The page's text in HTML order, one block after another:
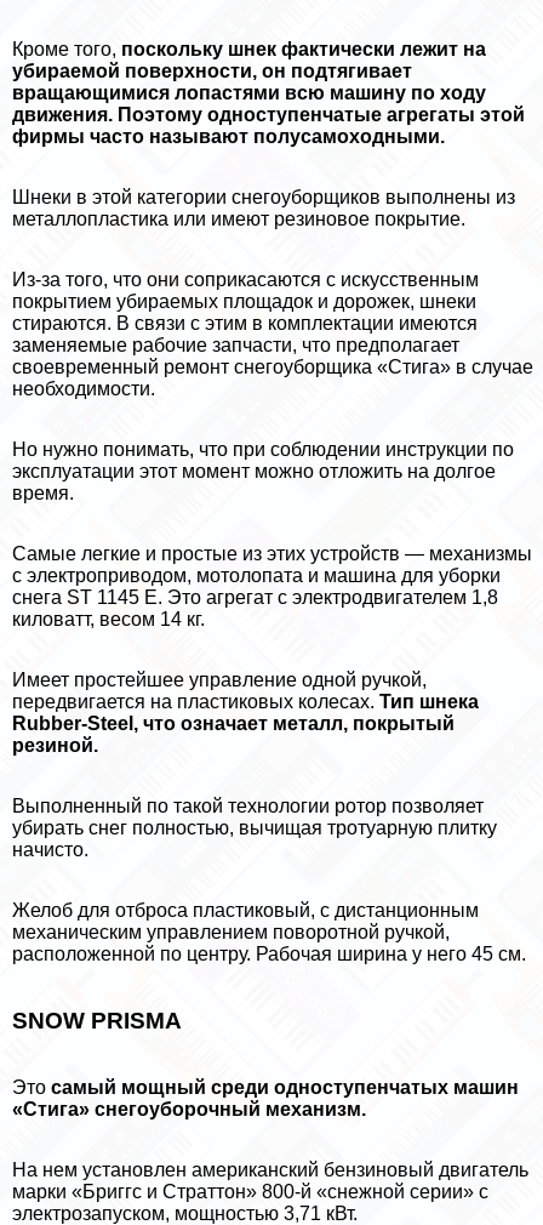
Кроме того, поскольку шнек фактически лежит на
убираемой поверхности, он подтягивает
вращающимися лопастями всю машину по ходу
движения. Поэтому одноступенчатые агрегаты этой
фирмы часто называют полусамоходными.
Шнеки в этой категории снегоуборщиков выполнены из
металлопластика или имеют резиновое покрытие.
Из-за того, что они соприкасаются с искусственным
покрытием убираемых площадок и дорожек, шнеки
стираются. В связи с этим в комплектации имеются
заменяемые рабочие запчасти, что предполагает
своевременный ремонт снегоуборщика «Стига» в случае
необходимости.
Но нужно понимать, что при соблюдении инструкции по
эксплуатации этот момент можно отложить на долгое
время.
Самые легкие и простые из этих устройств — механизмы
с электроприводом, мотолопата и машина для уборки
снега ST 1145 E. Это агрегат с электродвигателем 1,8
киловатт, весом 14 кг.
Имеет простейшее управление одной ручкой,
передвигается на пластиковых колесах. Тип шнека
Rubber-Steel, что означает металл, покрытый
резиной.
Выполненный по такой технологии ротор позволяет
убирать снег полностью, вычищая тротуарную плитку
начисто.
Желоб для отброса пластиковый, с дистанционным
механическим управлением поворотной ручкой,
расположенной по центру. Рабочая ширина у него 45 см.
SNOW PRISMA
Это самый мощный среди одноступенчатых машин
«Стига» снегоуборочный механизм.
На нем установлен американский бензиновый двигатель
марки «Бриггс и Страттон» 800-й «снежной серии» с
электрозапуском, мощностью 3,71 кВт.